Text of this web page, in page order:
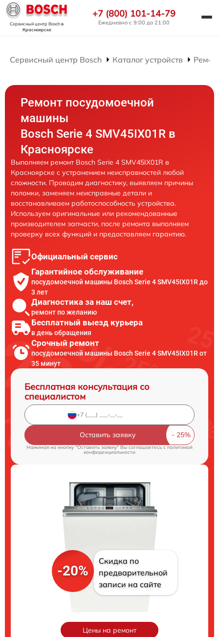
Сервисный центр Boschв
Красноярске
+7 (800) 101-14-79
Ежедневно с 9:00 до 21:00
Сервисный центр Bosch Каталог устройств
Ремонт посудомоечной
машины
Bosch Serie 4 SMV45IX01R в
Красноярске
Выполняем ремонт Bosch Serie 4 SMV45IX01R в
Красноярске с устранением неисправностей любой
сложности. Проводим диагностику, выявляем причины
поломки, заменяем неисправные детали и
восстанавливаем работоспособность устройства.
Используем оригинальные или рекомендованные
производителем запчасти, после ремонта выполняем
проверку всех функций и предоставляем гарантию.
Официальный сервис
Гарантийное обслуживание
посудомоечной машины Bosch Serie 4 SMV45IX01R до
3 лет
Диагностика за наш счет,
ремонт по желанию
Бесплатный выезд курьера
в день обращения
Срочный ремонт
посудомоечной машины Bosch Serie 4 SMV45IX01R от
35 минут
Бесплатная консультация со
специалистом
Оставить заявку
Нажимая на кнопку "Оставить заявку" Вы соглашаетесь cполитикой
конфиденциальности
-20%
Скидка по
предварительной
записи на сайте
Цены на ремонт